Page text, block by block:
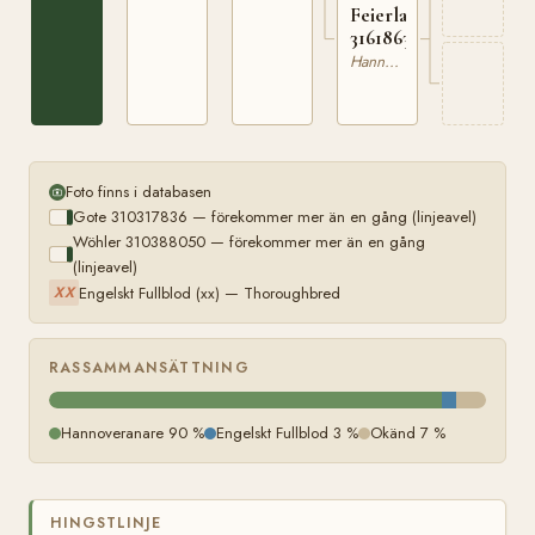
Feierlaute
316186356
Hannoveranare
Foto finns i databasen
Gote 310317836 — förekommer mer än en gång (linjeavel)
Wöhler 310388050 — förekommer mer än en gång
(linjeavel)
XX Engelskt Fullblod (xx) — Thoroughbred
RASSAMMANSÄTTNING
Hannoveranare 90 % Engelskt Fullblod 3 % Okänd 7 %
HINGSTLINJE